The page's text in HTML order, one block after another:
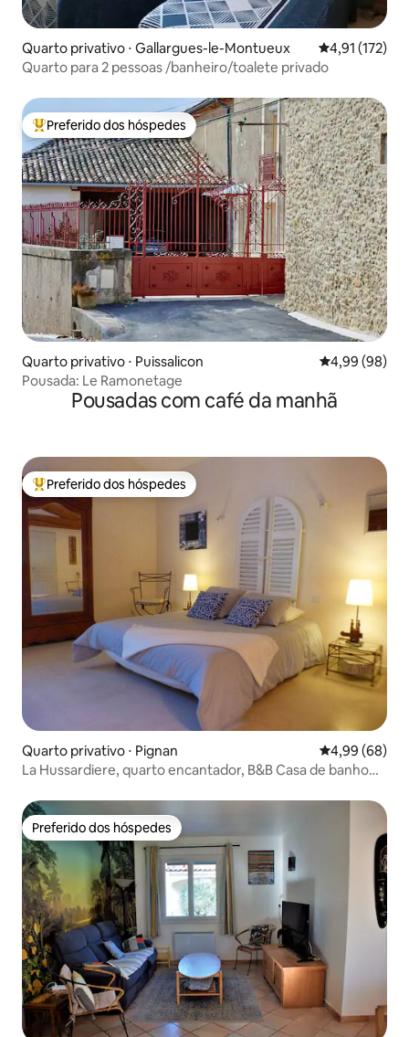
Quarto privativo ⋅ Gallargues-le-Montueux 4,91 de uma
4,91 (172)
Quarto para 2 pessoas /banheiro/toalete privado
Entre os melhores preferidos dos hóspedes
Preferido dos hóspedes
Quarto privativo ⋅ Puissalicon 4,99 de uma
4,99 (98)
Pousada: Le Ramonetage
Pousadas com café da manhã
Entre os melhores preferidos dos hóspedes
Preferido dos hóspedes
Quarto privativo ⋅ Pignan 4,99 de uma
4,99 (68)
La Hussardiere, quarto encantador, B&B Casa de banho
Preferido dos hóspedes
Preferido dos hóspedes